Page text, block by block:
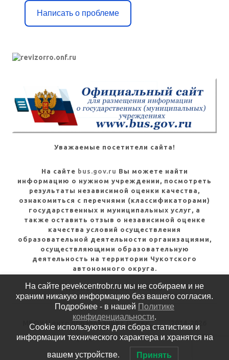
Написать о проблеме
Уважаемые посетители сайта!
На сайте bus.gov.ru Вы можете найти
информацию о нужном учреждении, посмотреть
результаты независимой оценки качества,
ознакомиться с перечнями (классификаторами)
государственных и муниципальных услуг, а
также оставить отзыв о независимой оценке
качества условий осуществления
образовательной деятельности организациями,
осуществляющими образовательную
деятельность на территории Чукотского
автономного округа.
Посмотреть инструкцию
МБОУ Центр образования г.Певек
Политика конфиденциальности
На сайте pevekcentrobr.ru мы не собираем и не
храним никакую информацию без вашего согласия.
Подробнее - в нашей Политике
конфиденциальности.
Cookie используются для сбора статистики и
информации технического характера и хранятся на
вашем устройстве. Принять